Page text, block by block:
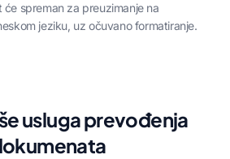
će spreman za preuzimanje na
jeziku, uz očuvano formatiranje.
usluga prevođenja